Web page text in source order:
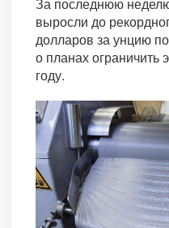
За последнюю
выросли до
долларов за унцию
о планах ограничить
году.